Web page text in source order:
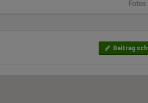
Fotos
Beitrag